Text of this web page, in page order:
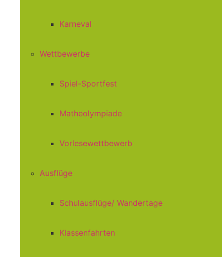
Karneval
Wettbewerbe
Spiel-Sportfest
Matheolympiade
Vorlesewettbewerb
Ausflüge
Schulausflüge/ Wandertage
Klassenfahrten